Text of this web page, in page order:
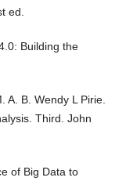
ed.
Building the
A. B. Wendy L Pirie.
Third. John
of Big Data to